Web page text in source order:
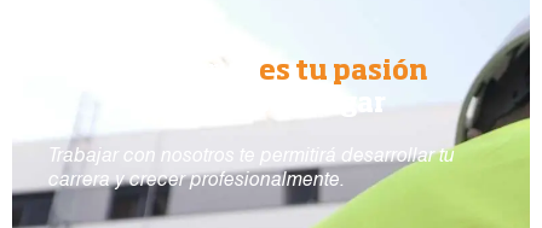
es tu pasión
ALZA es tu lugar
Trabajar con nosotros te permitirá desarrollar tu
carrera y crecer profesionalmente.